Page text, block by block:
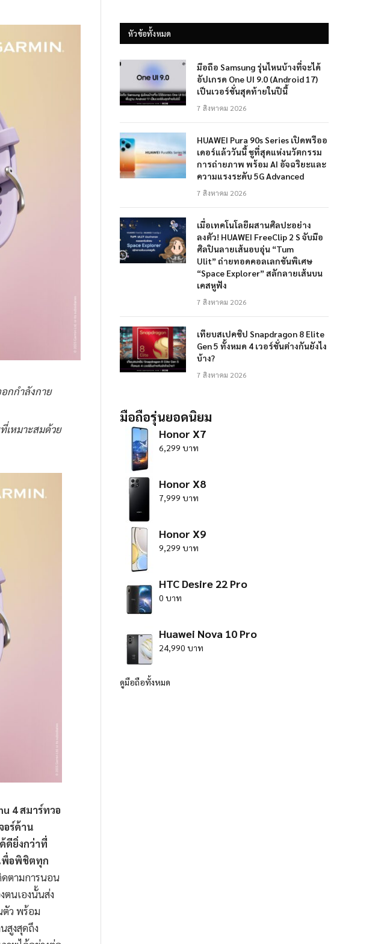
กกำลังกาย
เหมาะสมด้วย
4 สมาร์ทวอ
อร์ด้าน
ดียิ่งกว่าที่
พื่อพิชิตทุก
ดตามการนอน
ตนเองนั้นส่ง
ตัว พร้อม
สูงสุดถึง
หัวข้อทั้งหมด
มือถือ Samsung รุ่นไหนบ้างที่จะได้
อัปเกรด One UI 9.0 (Android 17)
เป็นเวอร์ชั่นสุดท้ายในปีนี้
7 สิงหาคม 2026
HUAWEI Pura 90s Series เปิดพรีออ
เดอร์แล้ววันนี้ ชูที่สุดแห่งนวัตกรรม
การถ่ายภาพ พร้อม AI อัจฉริยะและ
ความแรงระดับ 5G Advanced
7 สิงหาคม 2026
เมื่อเทคโนโลยีผสานศิลปะอย่าง
ลงตัว! HUAWEI FreeClip 2 S จับมือ
ศิลปินลายเส้นอบอุ่น “Tum
Ulit” ถ่ายทอดคอลเลกชันพิเศษ
“Space Explorer” สลักลายเส้นบน
เคสหูฟัง
7 สิงหาคม 2026
เทียบสเปคชิป Snapdragon 8 Elite
Gen 5 ทั้งหมด 4 เวอร์ชั่นต่างกันยังไง
บ้าง?
7 สิงหาคม 2026
มือถือรุ่นยอดนิยม
Honor X7
6,299 บาท
Honor X8
7,999 บาท
Honor X9
9,299 บาท
HTC Desire 22 Pro
0 บาท
Huawei Nova 10 Pro
24,990 บาท
ดูมือถือทั้งหมด